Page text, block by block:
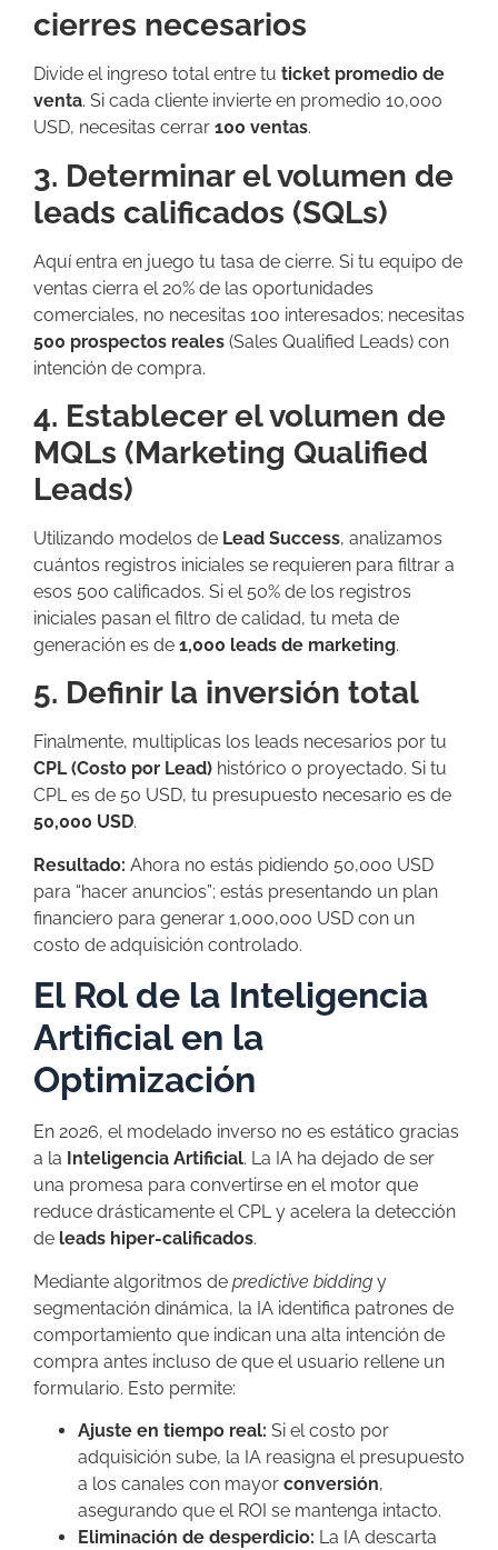
cierres necesarios
Divide el ingreso total entre tu ticket promedio de
venta. Si cada cliente invierte en promedio 10,000
USD, necesitas cerrar 100 ventas.
3. Determinar el volumen de
leads calificados (SQLs)
Aquí entra en juego tu tasa de cierre. Si tu equipo de
ventas cierra el 20% de las oportunidades
comerciales, no necesitas 100 interesados; necesitas
500 prospectos reales (Sales Qualified Leads) con
intención de compra.
4. Establecer el volumen de
MQLs (Marketing Qualified
Leads)
Utilizando modelos de Lead Success, analizamos
cuántos registros iniciales se requieren para filtrar a
esos 500 calificados. Si el 50% de los registros
iniciales pasan el filtro de calidad, tu meta de
generación es de 1,000 leads de marketing.
5. Definir la inversión total
Finalmente, multiplicas los leads necesarios por tu
CPL (Costo por Lead) histórico o proyectado. Si tu
CPL es de 50 USD, tu presupuesto necesario es de
50,000 USD.
Resultado: Ahora no estás pidiendo 50,000 USD
para “hacer anuncios”; estás presentando un plan
financiero para generar 1,000,000 USD con un
costo de adquisición controlado.
El Rol de la Inteligencia
Artificial en la
Optimización
En 2026, el modelado inverso no es estático gracias
a la Inteligencia Artificial. La IA ha dejado de ser
una promesa para convertirse en el motor que
reduce drásticamente el CPL y acelera la detección
de leads hiper-calificados.
Mediante algoritmos de predictive bidding y
segmentación dinámica, la IA identifica patrones de
comportamiento que indican una alta intención de
compra antes incluso de que el usuario rellene un
formulario. Esto permite:
Ajuste en tiempo real: Si el costo por
adquisición sube, la IA reasigna el presupuesto
a los canales con mayor conversión,
asegurando que el ROI se mantenga intacto.
Eliminación de desperdicio: La IA descarta